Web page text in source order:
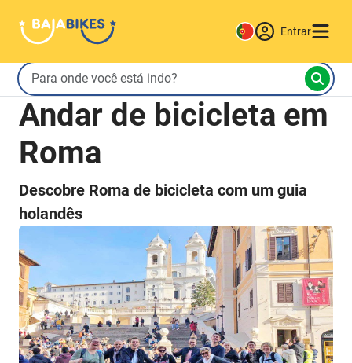
Entrar
Andar de bicicleta em
Roma
Descobre Roma de bicicleta com um guia
holandês